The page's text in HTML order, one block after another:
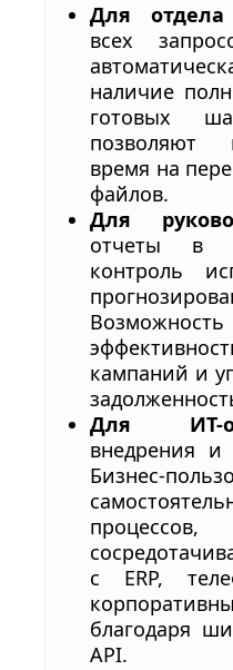
Для
всех
наличие
готовых
позволяют
время на
файлов.
Для
отчеты в
контроль
кампаний и
Для ИТ-
внедрения и
Бизнес-
с ERP,
благодаря
API.